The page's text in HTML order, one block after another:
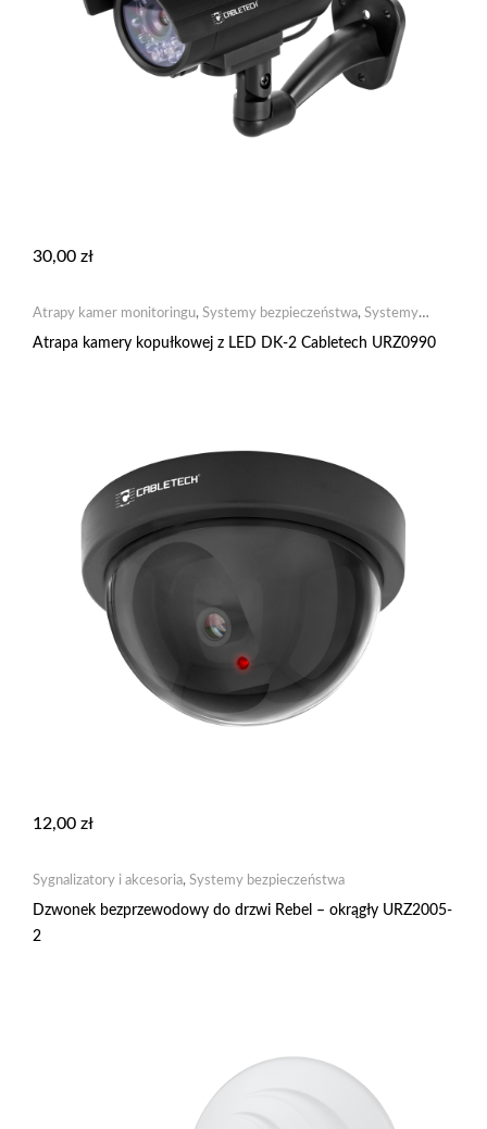
30,00 zł
Atrapy kamer monitoringu, Systemy bezpieczeństwa, Systemy
monitoringu
Atrapa kamery kopułkowej z LED DK-2 Cabletech URZ0990
12,00 zł
Sygnalizatory i akcesoria, Systemy bezpieczeństwa
Dzwonek bezprzewodowy do drzwi Rebel – okrągły URZ2005-
2